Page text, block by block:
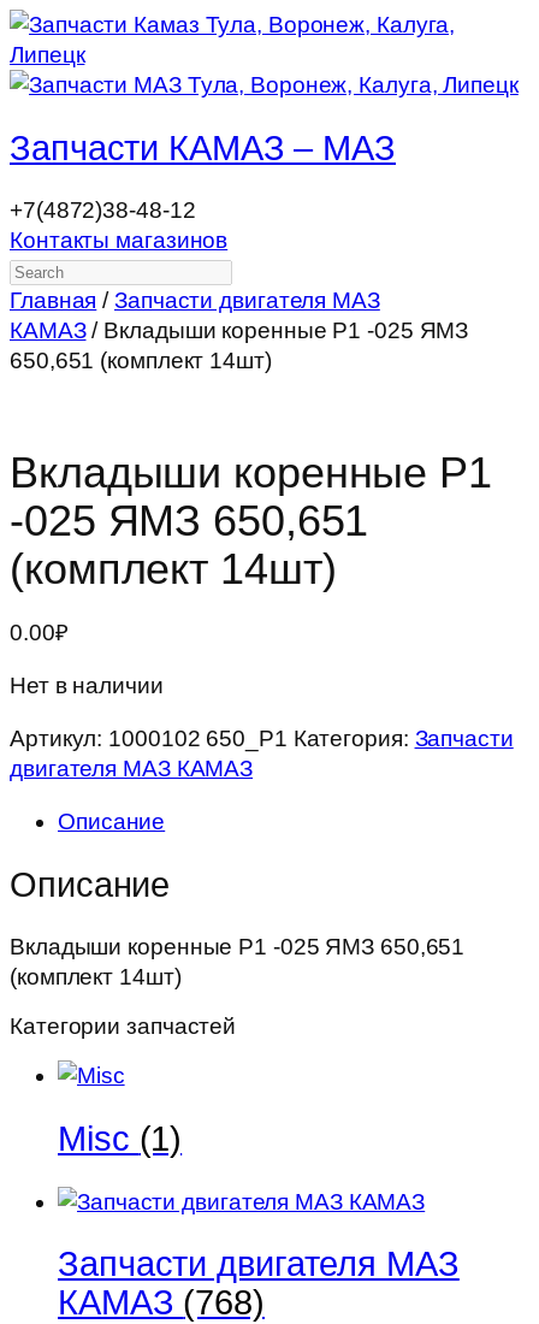
Запчасти КАМАЗ – МАЗ
+7(4872)38-48-12
Контакты магазинов
Search
Главная /Запчасти двигателя МАЗ
КАМАЗ/ Вкладыши коренные Р1 -025 ЯМЗ
650,651 (комплект 14шт)
Вкладыши коренные Р1
-025 ЯМЗ 650,651
(комплект 14шт)
0.00₽
Нет в наличии
Артикул: 1000102 650_Р1 Категория: Запчасти
двигателя МАЗ КАМАЗ
Описание
Описание
Вкладыши коренные Р1 -025 ЯМЗ 650,651
(комплект 14шт)
Категории запчастей
Misc (1)
Запчасти двигателя МАЗ
КАМАЗ (768)